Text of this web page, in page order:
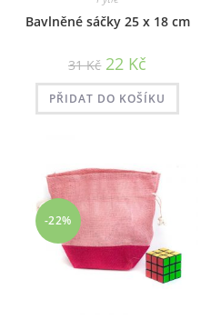
Bavlněné sáčky 25 x 18 cm
31Kč Původní
cena
byla:
31 Kč.
22 Kč
je:
22 Kč.
PŘIDAT DO KOŠÍKU
-22%